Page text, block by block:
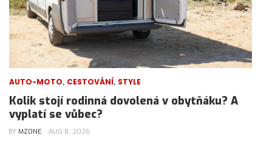
AUTO-MOTO, CESTOVÁNÍ, STYLE
Kolik stojí rodinná dovolená v obytňáku? A
vyplatí se vůbec?
BY MZONE AUG 8, 2026